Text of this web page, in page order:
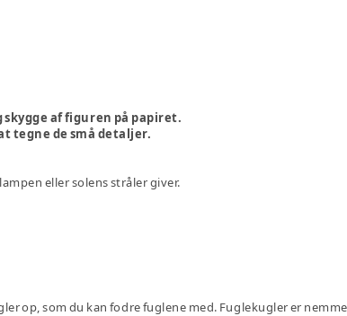
skygge af figuren på papiret.
tegne de små detaljer.
eller solens stråler giver.
op, som du kan fodre fuglene med. Fuglekugler er